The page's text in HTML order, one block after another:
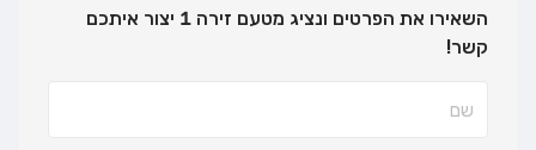
השאירו את הפרטים ונציג מטעם זירה 1 יצור איתכם
קשר!